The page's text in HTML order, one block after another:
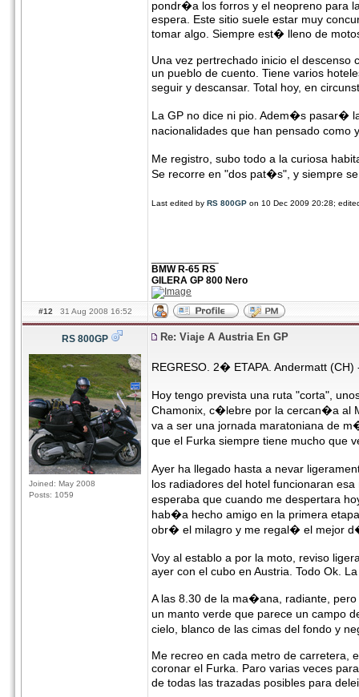
pondr�a los forros y el neopreno para
espera. Este sitio suele estar muy
tomar algo. Siempre est� lleno de
Una vez pertrechado inicio el descenso
un pueblo de cuento. Tiene varios
seguir y descansar. Total hoy, en
La GP no dice ni pio. Adem�s pasar�
nacionalidades que han pensado
Me registro, subo todo a la curiosa
Se recorre en "dos pat�s", y siempre
Last edited by RS 800GP on 10 Dec 2009 20:28;
BMW R-65 RS
GILERA GP 800 Nero
#12 31 Aug 2008 16:52
RS 800GP
Joined: May 2008
Posts: 1059
Re: Viaje A Austria En GP
REGRESO. 2� ETAPA. Andermatt (CH)
Hoy tengo prevista una ruta "corta",
Chamonix, c�lebre por la cercan�a al
va a ser una jornada maratoniana de
que el Furka siempre tiene mucho que
Ayer ha llegado hasta a nevar
los radiadores del hotel funcionaran
esperaba que cuando me despertara
hab�a hecho amigo en la primera
obr� el milagro y me regal� el mejor
Voy al establo a por la moto, reviso
ayer con el cubo en Austria. Todo Ok.
A las 8.30 de la ma�ana, radiante,
un manto verde que parece un campo
cielo, blanco de las cimas del fondo y
Me recreo en cada metro de carretera,
coronar el Furka. Paro varias veces
de todas las trazadas posibles para